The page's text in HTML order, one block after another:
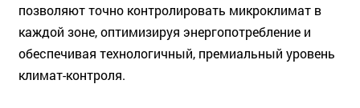
позволяют точно контролировать микроклимат в
каждой зоне, оптимизируя энергопотребление и
обеспечивая технологичный, премиальный уровень
климат-контроля.